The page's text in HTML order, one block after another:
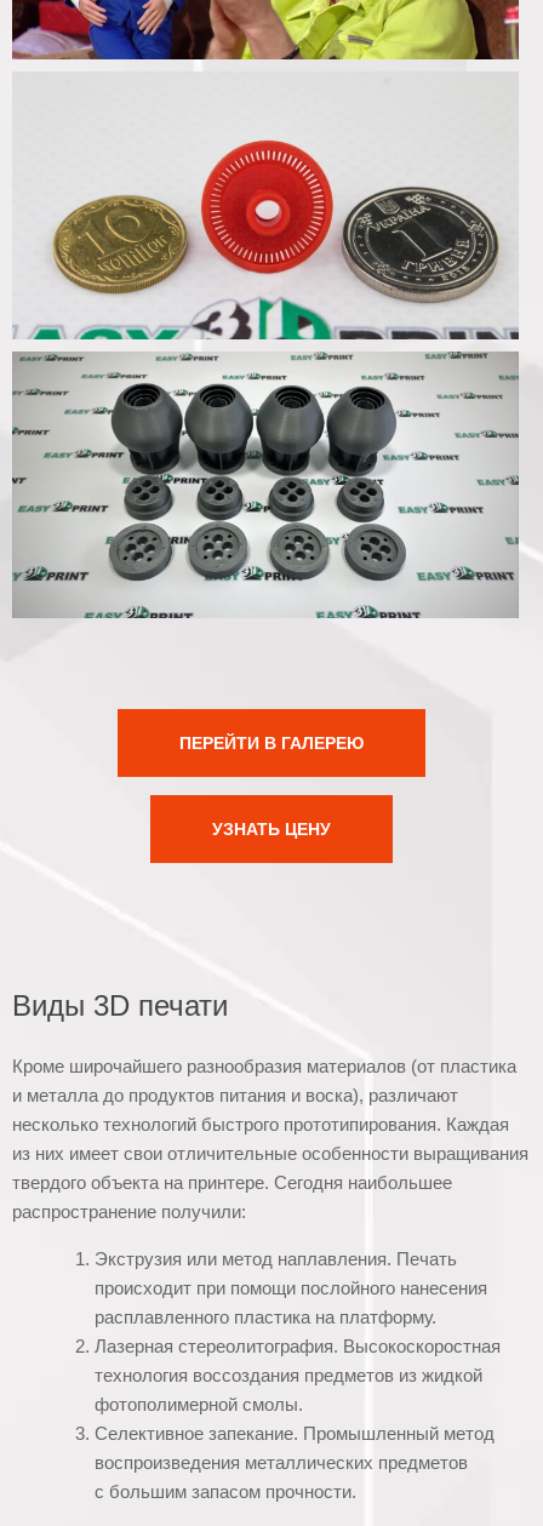
ПЕРЕЙТИ В ГАЛЕРЕЮ
УЗНАТЬ ЦЕНУ
Виды 3D печати
Кроме широчайшего разнообразия материалов (от пластика
и металла до продуктов питания и воска), различают
несколько технологий быстрого прототипирования. Каждая
из них имеет свои отличительные особенности выращивания
твердого объекта на принтере. Сегодня наибольшее
распространение получили:
Экструзия или метод наплавления. Печать
происходит при помощи послойного нанесения
расплавленного пластика на платформу.
Лазерная стереолитография. Высокоскоростная
технология воссоздания предметов из жидкой
фотополимерной смолы.
Селективное запекание. Промышленный метод
воспроизведения металлических предметов
с большим запасом прочности.